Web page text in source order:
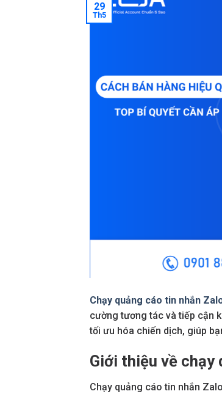
29
Th5
Chạy quảng cáo tin nhắn
cường tương tác và tiếp cận
tối ưu hóa chiến dịch, giúp
Giới thiệu về chạy
Chạy quảng cáo tin nhắn